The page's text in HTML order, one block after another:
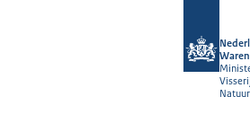
Natuur